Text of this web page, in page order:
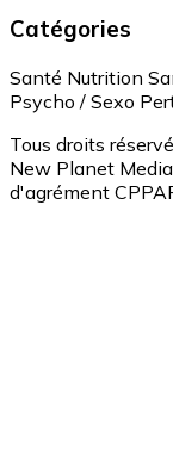
Catégories
Santé Nutrition
Psycho / Sexo
Tous droits
New Planet
d'agrément